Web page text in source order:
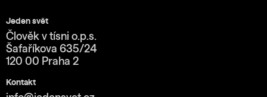
Jeden svět
Člověk v tísni o.p.s.
Šafaříkova 635/24
120 00 Praha 2
Kontakt